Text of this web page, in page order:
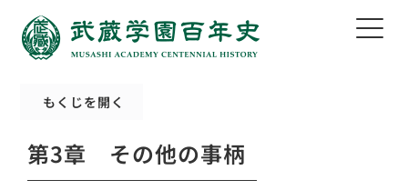
もくじを開く
第3章 その他の事柄